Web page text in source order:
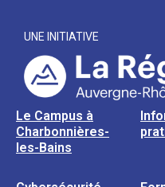
UNE INITIATIVE
Le Campus à
Charbonnières-
les-Bains